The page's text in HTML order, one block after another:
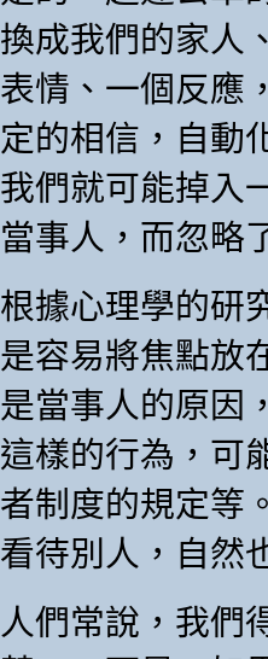
換成我們的家人
表情、一個反應
定的相信，自動
我們就可能掉入
當事人，而忽略
根據心理學的研
是容易將焦點放
是當事人的原因
這樣的行為，可
者制度的規定等
看待別人，自然
人們常說，我們